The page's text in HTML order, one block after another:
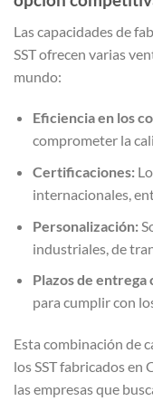
Las capacidades de
SST ofrecen varias
mundo:
Eficiencia en los
comprometer la
Certificaciones:
internacionales,
Personalización:
industriales, de
Plazos de entrega
para cumplir con
Esta combinación de
los SST fabricados en
las empresas que